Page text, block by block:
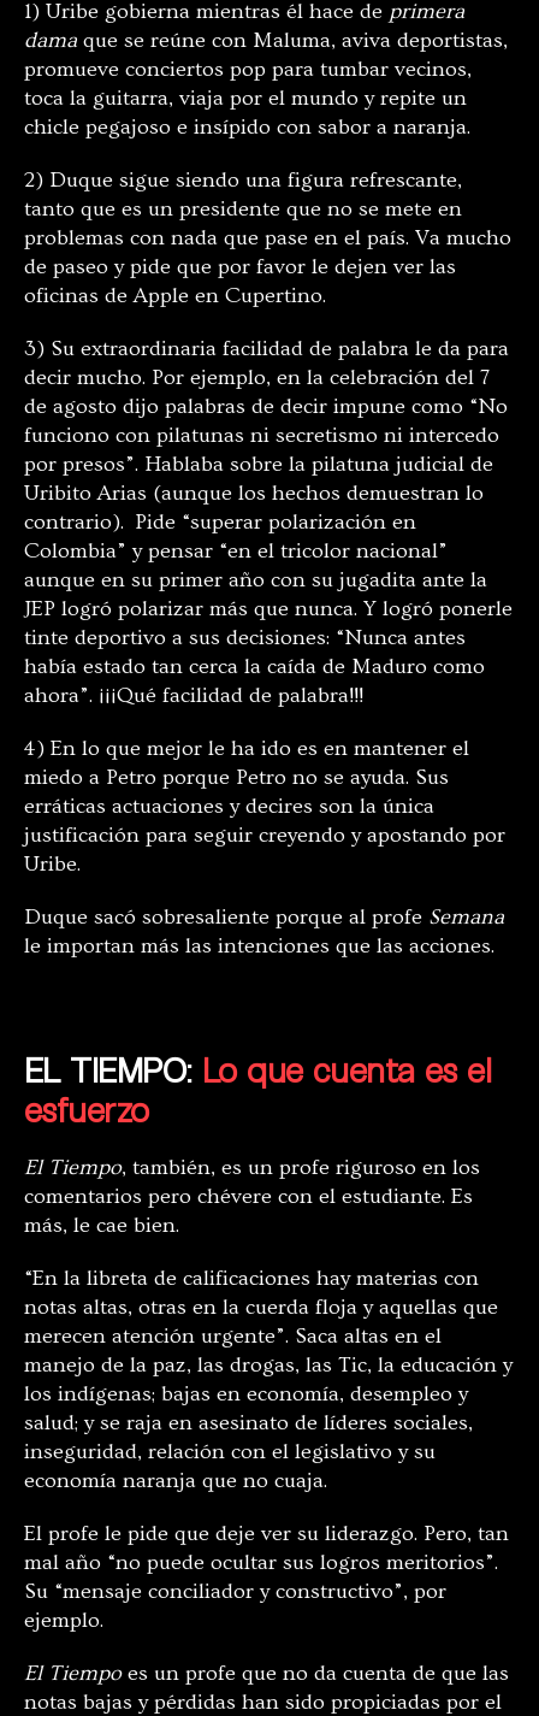
1) Uribe gobierna mientras él hace de primera
dama que se reúne con Maluma, aviva deportistas,
promueve conciertos pop para tumbar vecinos,
toca la guitarra, viaja por el mundo y repite un
chicle pegajoso e insípido con sabor a naranja.
2) Duque sigue siendo una figura refrescante,
tanto que es un presidente que no se mete en
problemas con nada que pase en el país. Va mucho
de paseo y pide que por favor le dejen ver las
oficinas de Apple en Cupertino.
3) Su extraordinaria facilidad de palabra le da para
decir mucho. Por ejemplo, en la celebración del 7
de agosto dijo palabras de decir impune como “No
funciono con pilatunas ni secretismo ni intercedo
por presos”. Hablaba sobre la pilatuna judicial de
Uribito Arias (aunque los hechos demuestran lo
contrario). Pide “superar polarización en
Colombia” y pensar “en el tricolor nacional”
aunque en su primer año con su jugadita ante la
JEP logró polarizar más que nunca. Y logró ponerle
tinte deportivo a sus decisiones: “Nunca antes
había estado tan cerca la caída de Maduro como
ahora”. ¡¡¡Qué facilidad de palabra!!!
4) En lo que mejor le ha ido es en mantener el
miedo a Petro porque Petro no se ayuda. Sus
erráticas actuaciones y decires son la única
justificación para seguir creyendo y apostando por
Uribe.
Duque sacó sobresaliente porque al profe Semana
le importan más las intenciones que las acciones.
EL TIEMPO: Lo que cuenta es el
esfuerzo
El Tiempo, también, es un profe riguroso en los
comentarios pero chévere con el estudiante. Es
más, le cae bien.
“En la libreta de calificaciones hay materias con
notas altas, otras en la cuerda floja y aquellas que
merecen atención urgente”. Saca altas en el
manejo de la paz, las drogas, las Tic, la educación y
los indígenas; bajas en economía, desempleo y
salud; y se raja en asesinato de líderes sociales,
inseguridad, relación con el legislativo y su
economía naranja que no cuaja.
El profe le pide que deje ver su liderazgo. Pero, tan
mal año “no puede ocultar sus logros meritorios”.
Su “mensaje conciliador y constructivo”, por
ejemplo.
El Tiempoes un profe que no da cuenta de que las
notas bajas y pérdidas han sido propiciadas por el